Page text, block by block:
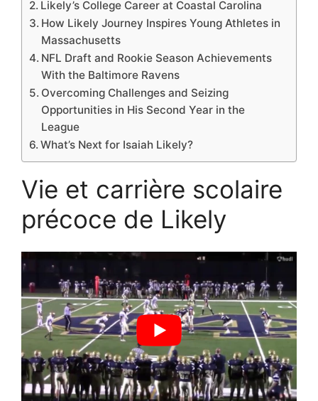
Likely’s College Career at Coastal Carolina
How Likely Journey Inspires Young Athletes in
Massachusetts
NFL Draft and Rookie Season Achievements
With the Baltimore Ravens
Overcoming Challenges and Seizing
Opportunities in His Second Year in the
League
What’s Next for Isaiah Likely?
Vie et carrière scolaire
précoce de Likely